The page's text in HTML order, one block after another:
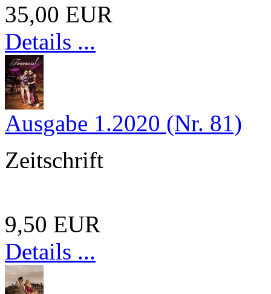
35,00 EUR
Details ...
Ausgabe 1.2020 (Nr. 81)
Zeitschrift
9,50 EUR
Details ...